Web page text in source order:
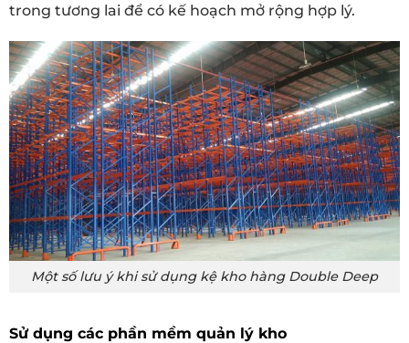
trong tương lai để có kế hoạch mở rộng hợp lý.
Một số lưu ý khi sử dụng kệ kho hàng Double Deep
Sử dụng các phần mềm quản lý kho